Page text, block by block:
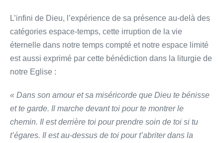
L’infini de Dieu, l’expérience de sa présence au-delà des
catégories espace-temps, cette irruption de la vie
éternelle dans notre temps compté et notre espace limité
est aussi exprimé par cette bénédiction dans la liturgie de
notre Eglise :
« Dans son amour et sa miséricorde que Dieu te bénisse
et te garde. Il marche devant toi pour te montrer le
chemin. Il est derrière toi pour prendre soin de toi si tu
t’égares. Il est au-dessus de toi pour t’abriter dans la